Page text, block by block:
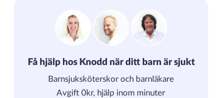
Få hjälp hos Knodd när ditt barn är sjukt
Barnsjuksköterskor och barnläkare
Avgift 0kr, hjälp inom minuter